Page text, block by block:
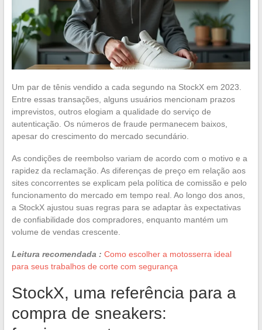
Um par de tênis vendido a cada segundo na StockX em 2023.
Entre essas transações, alguns usuários mencionam prazos
imprevistos, outros elogiam a qualidade do serviço de
autenticação. Os números de fraude permanecem baixos,
apesar do crescimento do mercado secundário.
As condições de reembolso variam de acordo com o motivo e a
rapidez da reclamação. As diferenças de preço em relação aos
sites concorrentes se explicam pela política de comissão e pelo
funcionamento do mercado em tempo real. Ao longo dos anos,
a StockX ajustou suas regras para se adaptar às expectativas
de confiabilidade dos compradores, enquanto mantém um
volume de vendas crescente.
Leitura recomendada : Como escolher a motosserra ideal
para seus trabalhos de corte com segurança
StockX, uma referência para a
compra de sneakers: